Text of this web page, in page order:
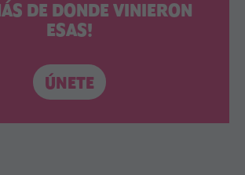
DE DONDE VINIERON
ESAS!
ÚNETE